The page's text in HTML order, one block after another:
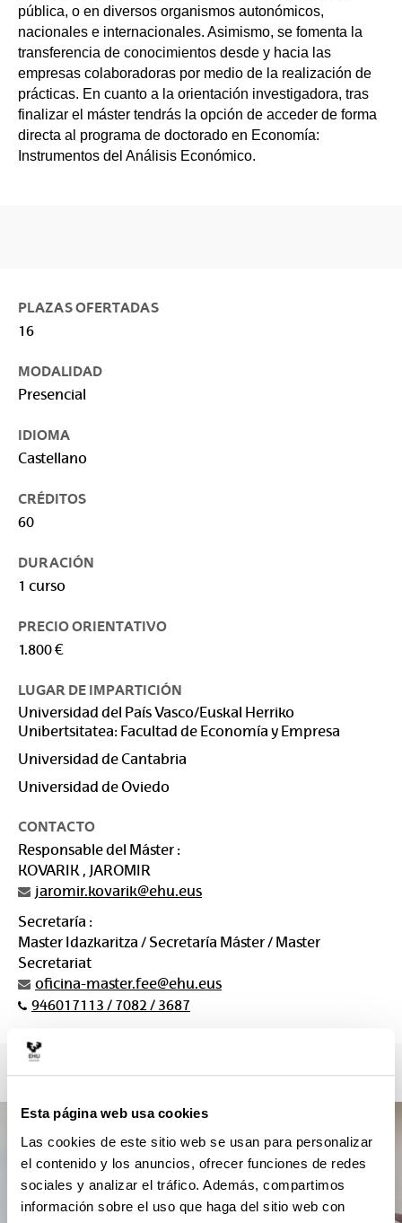
Esta página web usa cookies
Las cookies de este sitio web se usan para personalizar
el contenido y los anuncios, ofrecer funciones de redes
sociales y analizar el tráfico. Además, compartimos
información sobre el uso que haga del sitio web con
pública, o en diversos organismos autonómicos,
nacionales e internacionales. Asimismo, se fomenta la
transferencia de conocimientos desde y hacia las
empresas colaboradoras por medio de la realización de
prácticas. En cuanto a la orientación investigadora, tras
finalizar el máster tendrás la opción de acceder de forma
directa al programa de doctorado en Economía:
Instrumentos del Análisis Económico.
PLAZAS OFERTADAS
16
MODALIDAD
Presencial
IDIOMA
Castellano
CRÉDITOS
60
DURACIÓN
1 curso
PRECIO ORIENTATIVO
1.800 €
LUGAR DE IMPARTICIÓN
Universidad del País Vasco/Euskal Herriko
Unibertsitatea: Facultad de Economía y Empresa
Universidad de Cantabria
Universidad de Oviedo
CONTACTO
Responsable del Máster :
KOVARIK , JAROMIR
jaromir.kovarik@ehu.eus
Secretaría :
Master Idazkaritza / Secretaría Máster / Master
Secretariat
oficina-master.fee@ehu.eus
946017113 / 7082 / 3687